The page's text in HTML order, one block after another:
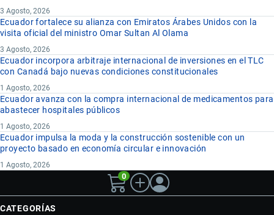
3 Agosto, 2026
Ecuador fortalece su alianza con Emiratos Árabes Unidos con la
visita oficial del ministro Omar Sultan Al Olama
3 Agosto, 2026
Ecuador incorpora arbitraje internacional de inversiones en el TLC
con Canadá bajo nuevas condiciones constitucionales
1 Agosto, 2026
Ecuador avanza con la compra internacional de medicamentos para
abastecer hospitales públicos
1 Agosto, 2026
Ecuador impulsa la moda y la construcción sostenible con un
proyecto basado en economía circular e innovación
1 Agosto, 2026
0
CATEGORÍAS